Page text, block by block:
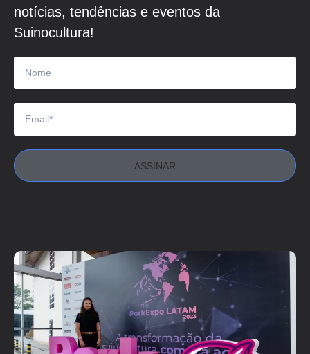
notícias, tendências e eventos da
Suinocultura!
ASSINAR